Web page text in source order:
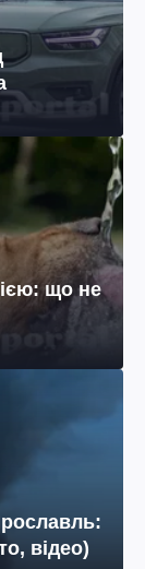
що не
відео)